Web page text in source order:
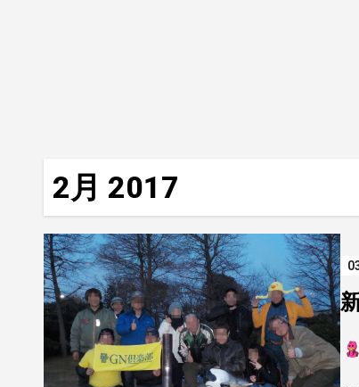
2月 2017